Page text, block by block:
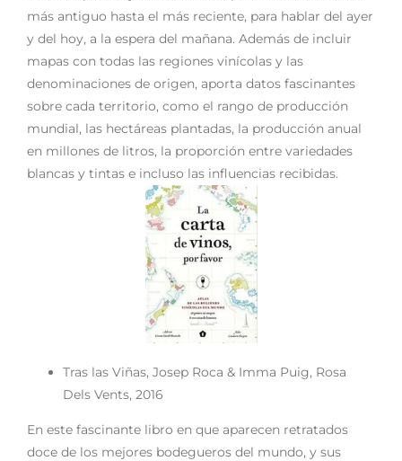
más antiguo hasta el más reciente, para hablar del ayer
y del hoy, a la espera del mañana. Además de incluir
mapas con todas las regiones vinícolas y las
denominaciones de origen, aporta datos fascinantes
sobre cada territorio, como el rango de producción
mundial, las hectáreas plantadas, la producción anual
en millones de litros, la proporción entre variedades
blancas y tintas e incluso las influencias recibidas.
Tras las Viñas, Josep Roca & Imma Puig, Rosa
Dels Vents, 2016
En este fascinante libro en que aparecen retratados
doce de los mejores bodegueros del mundo, y sus